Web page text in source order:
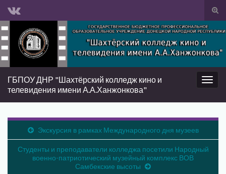
Вкл/
Search for:
Вкл/
ГБПОУ ДНР "Шахтёрский колледж кино и
телевидения имени А.А.Ханжонкова"
Экскурсия в рамках Международного дня музеев
Студенты и преподаватели колледжа посетили Народный
военно-патриотический музейный комплекс ВОВ
Самбекские высоты